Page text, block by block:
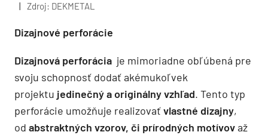
Zdroj: DEKMETAL
Dizajnové perforácie
Dizajnová perforácia je mimoriadne obľúbená pre
svoju schopnosť dodať akémukoľvek
projektu jedinečný a originálny vzhľad. Tento typ
perforácie umožňuje realizovaťvlastné dizajny,
od abstraktných vzorov, či prírodných motívovaž